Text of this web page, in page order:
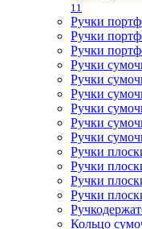
11
Ручки
Ручки
Ручки
Ручки
Ручки
Ручки
Ручки
Ручки
Ручки
Ручки
Ручки
Ручки
Ручки
Кольцо